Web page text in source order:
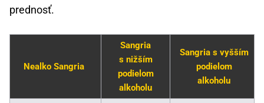
prednosť.
Nealko Sangria
Sangria
s nižším
podielom
alkoholu
Sangria s vyšším
podielom
alkoholu